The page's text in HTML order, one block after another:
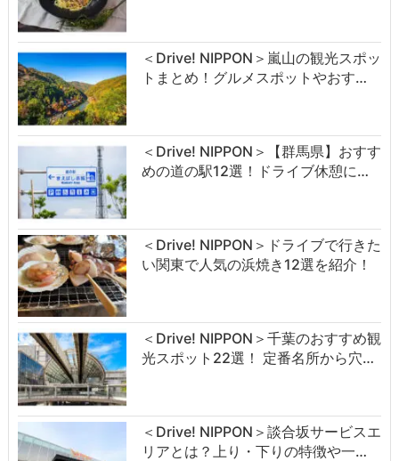
＜Drive! NIPPON＞嵐山の観光スポッ
トまとめ！グルメスポットやおす…
＜Drive! NIPPON＞【群馬県】おすす
めの道の駅12選！ドライブ休憩に…
＜Drive! NIPPON＞ドライブで行きた
い関東で人気の浜焼き12選を紹介！
＜Drive! NIPPON＞千葉のおすすめ観
光スポット22選！ 定番名所から穴…
＜Drive! NIPPON＞談合坂サービスエ
リアとは？上り・下りの特徴や一…